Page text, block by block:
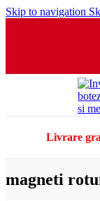
Skip to navigation
Livrare
magneti